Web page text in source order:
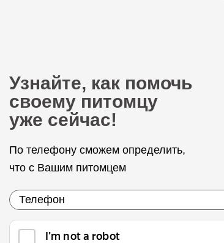
Узнайте, как помочь
своему питомцу
уже сейчас!
По телефону сможем определить,
что с Вашим питомцем